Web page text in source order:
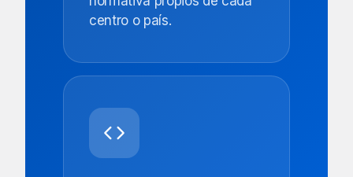
centro o país.